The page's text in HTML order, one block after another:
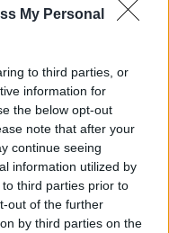
My Personal
to third parties, or
information for
the below opt-out
note that after your
continue seeing
information utilized by
third parties prior to
out of the further
by third parties on the